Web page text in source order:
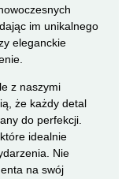
im unikalnego
eleganckie
z naszymi
że każdy detal
do perfekcji.
idealnie
Nie
na swój